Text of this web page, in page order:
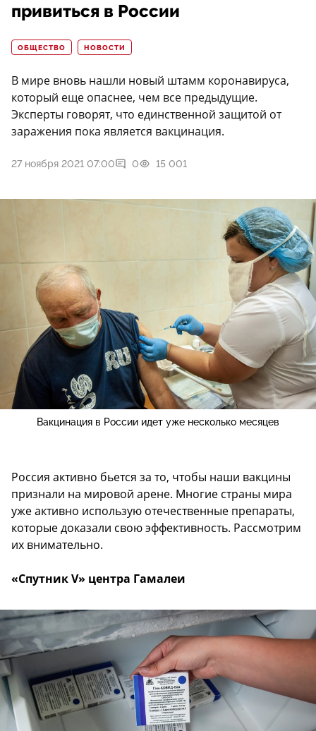
привиться в России
ОБЩЕСТВО НОВОСТИ
В мире вновь нашли новый штамм коронавируса,
который еще опаснее, чем все предыдущие.
Эксперты говорят, что единственной защитой от
заражения пока является вакцинация.
27 ноября 2021 07:00 0 15 001
Вакцинация в России идет уже несколько месяцев
Россия активно бьется за то, чтобы наши вакцины
признали на мировой арене. Многие страны мира
уже активно использую отечественные препараты,
которые доказали свою эффективность. Рассмотрим
их внимательно.
«Спутник V» центра Гамалеи